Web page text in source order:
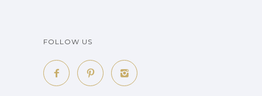
FOLLOW US